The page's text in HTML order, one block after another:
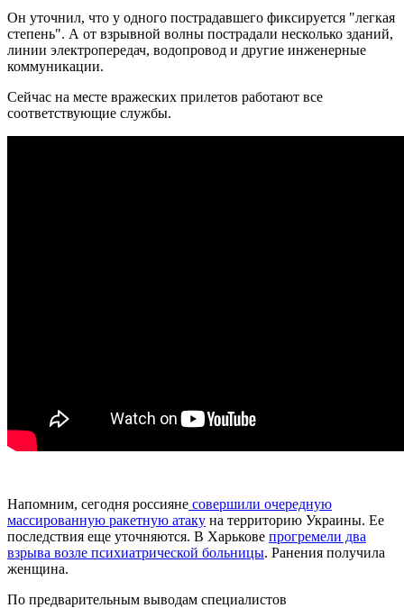
Он уточнил, что у одного пострадавшего фиксируется "легкая
степень". А от взрывной волны пострадали несколько зданий,
линии электропередач, водопровод и другие инженерные
коммуникации.
Сейчас на месте вражеских прилетов работают все
соответствующие службы.
Напомним, сегодня россияне совершили очередную
массированную ракетную атаку на территорию Украины. Ее
последствия еще уточняются. В Харькове прогремели два
взрыва возле психиатрической больницы. Ранения получила
женщина.
По предварительным выводам специалистов